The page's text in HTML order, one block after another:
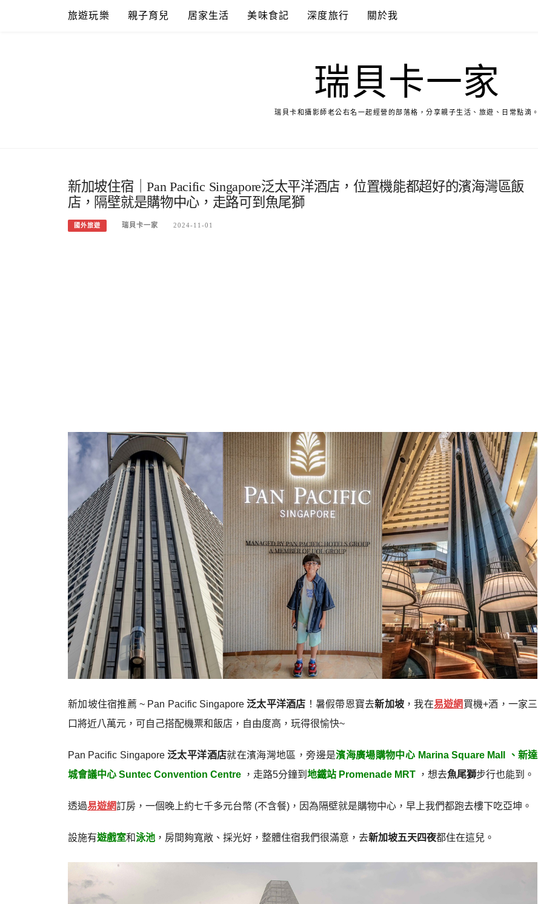
旅遊玩樂 親子育兒 居家生活 美味食記 深度旅行 關於我
瑞貝卡一家
瑞貝卡和攝影師老公右名一起經營的部落格，分享親子生活、旅遊、日常點滴。
新加坡住宿｜Pan Pacific Singapore泛太平洋酒店，位置機能都超好的濱海灣區飯
店，隔壁就是購物中心，走路可到魚尾獅
國外旅遊 瑞貝卡一家 2024-11-01
新加坡住宿推薦 ~ Pan Pacific Singapore泛太平洋酒店 ！暑假帶恩寶去新加坡 ，我在易遊網 買機+酒，一家三
口將近八萬元，可自己搭配機票和飯店，自由度高，玩得很愉快~
Pan Pacific Singapore泛太平洋酒店就在濱海灣地區，旁邊是濱海廣場購物中心 Marina Square Mall 、新達
城會議中心 Suntec Convention Centre ，走路5分鐘到 地鐵站 Promenade MRT ，想去魚尾獅步行也能到。
透過易遊網訂房，一個晚上約七千多元台幣 (不含餐)，因為隔壁就是購物中心，早上我們都跑去樓下吃亞坤。
設施有遊戲室和泳池 ，房間夠寬敞、採光好，整體住宿我們很滿意，去新加坡五天四夜都住在這兒。